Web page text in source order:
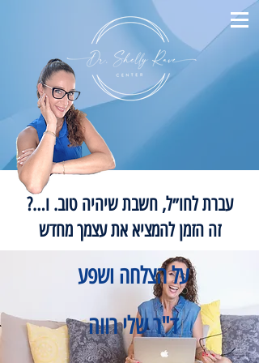
עברת לחו״ל, חשבת שיהיה טוב. ו…?
זה הזמן להמציא את עצמך מחדש
על הצלחה ושפע
ד"ר שלי רווה